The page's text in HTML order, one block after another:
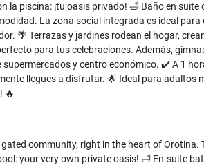
piscina: ¡tu oasis privado! 🛁 Baño en
La zona social integrada es ideal
🌴 Terrazas y jardines rodean el hogar,
para tus celebraciones. Además,
y centro económico. ✔️ A 1
llegues a disfrutar. 🌟 Ideal para adultos
🔥
community, right in the heart of
your very own private oasis! 🛁 En-suite